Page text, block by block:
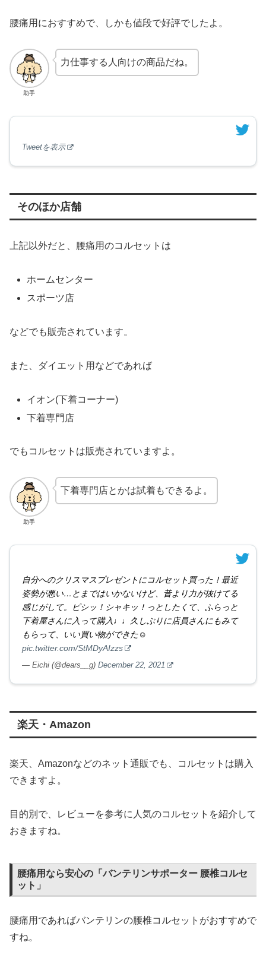
腰痛用におすすめで、しかも値段で好評でしたよ。
助手
力仕事する人向けの商品だね。
Tweetを表示
そのほか店舗
上記以外だと、腰痛用のコルセットは
ホームセンター
スポーツ店
などでも販売されています。
また、ダイエット用などであれば
イオン(下着コーナー)
下着専門店
でもコルセットは販売されていますよ。
助手
下着専門店とかは試着もできるよ。
自分へのクリスマスプレゼントにコルセット買った！最近
姿勢が悪い…とまではいかないけど、昔より力が抜けてる
感じがして。ピシッ！シャキッ！っとしたくて、ふらっと
下着屋さんに入って購入♩♩久しぶりに店員さんにもみて
もらって、いい買い物ができた☺️
pic.twitter.com/StMDyAIzzs
— Eichi (@dears__g) December 22, 2021
楽天・Amazon
楽天、Amazonなどのネット通販でも、コルセットは購入
できますよ。
目的別で、レビューを参考に人気のコルセットを紹介して
おきますね。
腰痛用なら安心の「バンテリンサポーター 腰椎コルセ
ット」
腰痛用であればバンテリンの腰椎コルセットがおすすめで
すね。